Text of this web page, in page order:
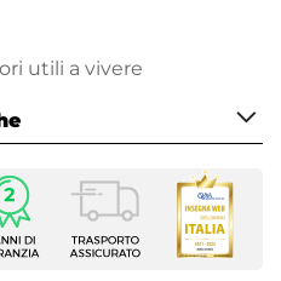
utili a vivere